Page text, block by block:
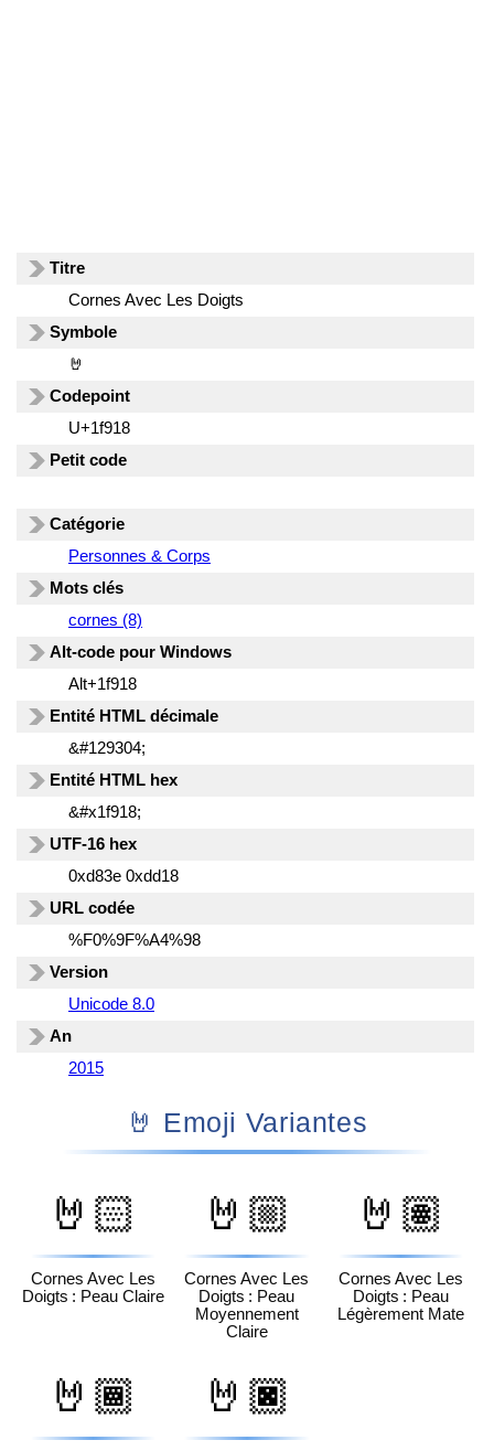
Titre
Cornes Avec Les Doigts
Symbole
🤘
Codepoint
U+1f918
Petit code
Catégorie
Personnes & Corps
Mots clés
cornes (8)
Alt-code pour Windows
Alt+1f918
Entité HTML décimale
&#129304;
Entité HTML hex
&#x1f918;
UTF-16 hex
0xd83e 0xdd18
URL codée
%F0%9F%A4%98
Version
Unicode 8.0
An
2015
🤘 Emoji Variantes
🤘🏻
Cornes Avec Les
Doigts : Peau Claire
🤘🏼
Cornes Avec Les
Doigts : Peau
Moyennement
Claire
🤘🏽
Cornes Avec Les
Doigts : Peau
Légèrement Mate
🤘🏾 🤘🏿